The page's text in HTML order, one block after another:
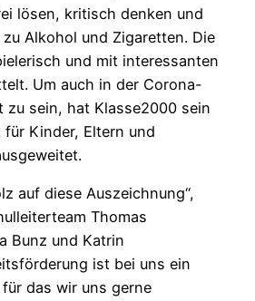
lösen, kritisch denken und
Alkohol und Zigaretten. Die
und mit interessanten
Um auch in der Corona-
zu sein, hat Klasse2000 sein
Kinder, Eltern und
auf diese Auszeichnung“,
Thomas
Bunz und Katrin
ist bei uns ein
das wir uns gerne